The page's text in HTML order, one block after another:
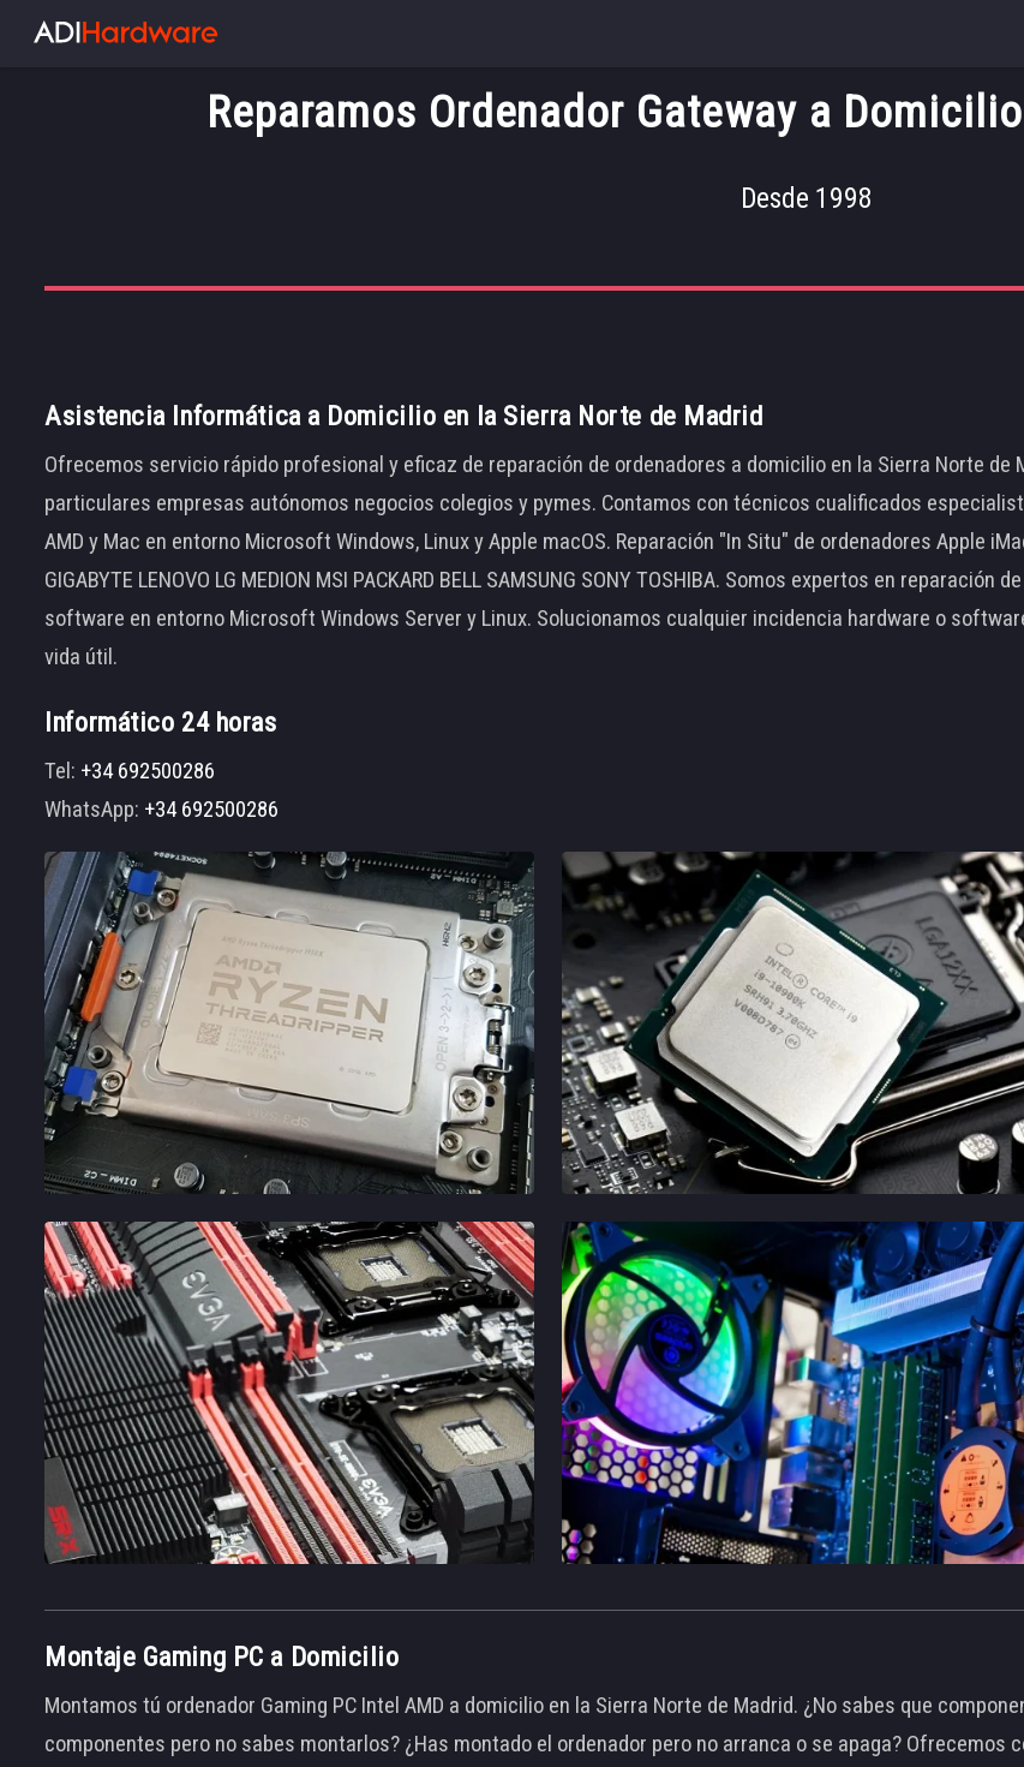
Reparamos Ordenador Gateway a
Desde 1998
Asistencia Informática a Domicilio en la Sierra Norte de Madrid
Ofrecemos servicio rápido profesional y eficaz de reparación de ordenadores a domicilio en la Sierra Norte
particulares empresas autónomos negocios colegios y pymes. Contamos con técnicos cualificados
AMD y Mac en entorno Microsoft Windows, Linux y Apple macOS. Reparación "In Situ" de ordenadores Apple iMac
GIGABYTE LENOVO LG MEDION MSI PACKARD BELL SAMSUNG SONY TOSHIBA. Somos expertos en
software en entorno Microsoft Windows Server y Linux. Solucionamos cualquier incidencia hardware o
vida útil.
Informático 24 horas
Tel: +34 692500286
WhatsApp: +34 692500286
Montaje Gaming PC a Domicilio
Montamos tú ordenador Gaming PC Intel AMD a domicilio en la Sierra Norte de Madrid. ¿No sabes que
componentes pero no sabes montarlos? ¿Has montado el ordenador pero no arranca o se apaga?